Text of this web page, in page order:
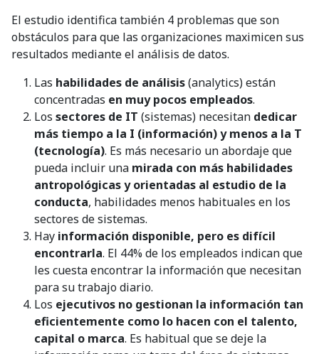
El estudio identifica también 4 problemas que son
obstáculos para que las organizaciones maximicen sus
resultados mediante el análisis de datos.
Las habilidades de análisis(analytics) están
concentradas en muy pocos empleados.
Los sectores de IT (sistemas) necesitan dedicar
más tiempo a la I (información) y menos a la T
(tecnología). Es más necesario un abordaje que
pueda incluir una mirada con más habilidades
antropológicas y orientadas al estudio de la
conducta, habilidades menos habituales en los
sectores de sistemas.
Hay información disponible, pero es difícil
encontrarla. El 44% de los empleados indican que
les cuesta encontrar la información que necesitan
para su trabajo diario.
Los ejecutivos no gestionan la información tan
eficientemente como lo hacen con el talento,
capital o marca. Es habitual que se deje la